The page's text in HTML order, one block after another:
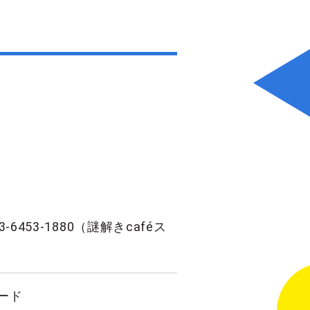
6453-1880（謎解きcaféス
ド